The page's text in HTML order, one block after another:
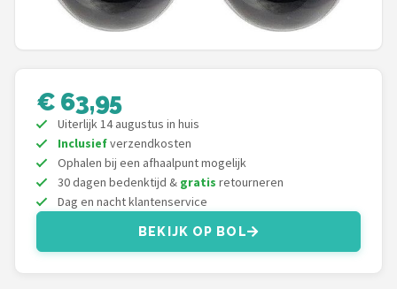
TP-Link
Foscam
Teceye
Smartwares
€ 63,95
Uiterlijk 14 augustus in huis
Inclusiefverzendkosten
Ophalen bij een afhaalpunt mogelijk
30 dagen bedenktijd & gratis retourneren
Dag en nacht klantenservice
BEKIJK OP BOL